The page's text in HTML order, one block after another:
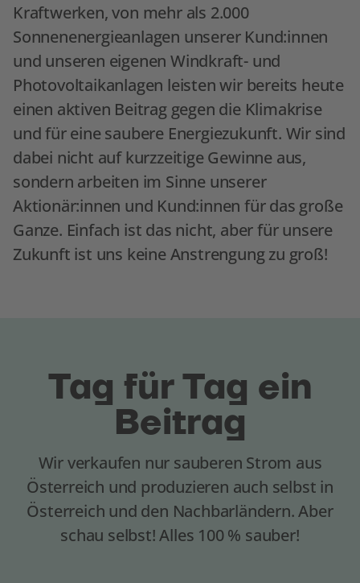
Kraftwerken, von mehr als 2.000
Sonnenenergieanlagen unserer Kund:innen
und unseren eigenen Windkraft- und
Photovoltaikanlagen leisten wir bereits heute
einen aktiven Beitrag gegen die Klimakrise
und für eine saubere Energiezukunft. Wir sind
dabei nicht auf kurzzeitige Gewinne aus,
sondern arbeiten im Sinne unserer
Aktionär:innen und Kund:innen für das große
Ganze. Einfach ist das nicht, aber für unsere
Zukunft ist uns keine Anstrengung zu groß!
Tag für Tag ein
Beitrag
Wir verkaufen nur sauberen Strom aus
Österreich und produzieren auch selbst in
Österreich und den Nachbarländern. Aber
schau selbst! Alles 100 % sauber!